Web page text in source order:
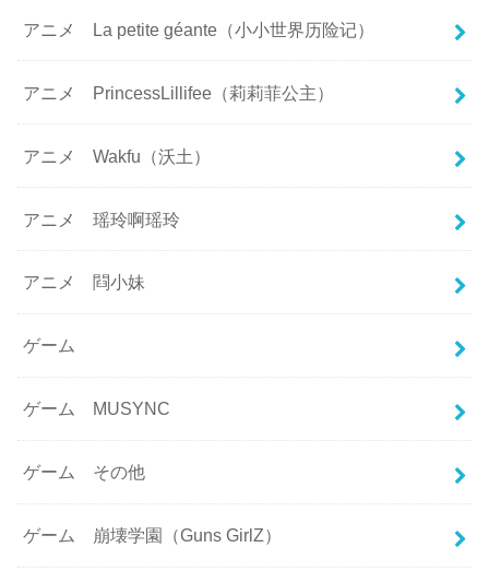
アニメ La petite géante（小小世界历险记）
アニメ PrincessLillifee（莉莉菲公主）
アニメ Wakfu（沃土）
アニメ 瑶玲啊瑶玲
アニメ 閰小妹
ゲーム
ゲーム MUSYNC
ゲーム その他
ゲーム 崩壊学園（Guns GirlZ）